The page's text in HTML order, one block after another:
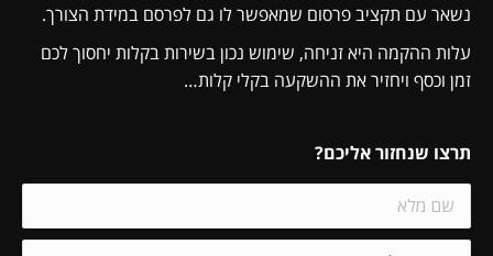
נשאר עם תקציב פרסום שמאפשר לו גם לפרסם במידת הצורך.
עלות ההקמה היא זניחה, שימוש נכון בשירות בקלות יחסוך לכם
זמן וכסף ויחזיר את ההשקעה בקלי קלות…
תרצו שנחזור אליכם?